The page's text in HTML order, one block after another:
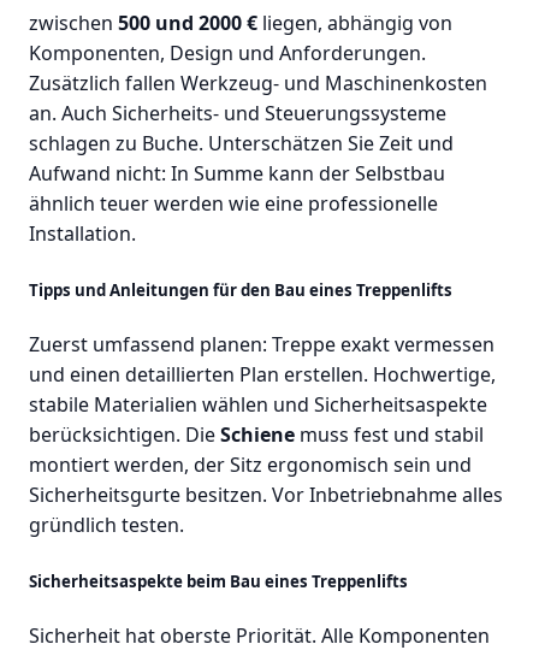
zwischen 500 und 2000 € liegen, abhängig von
Komponenten, Design und Anforderungen.
Zusätzlich fallen Werkzeug- und Maschinenkosten
an. Auch Sicherheits- und Steuerungssysteme
schlagen zu Buche. Unterschätzen Sie Zeit und
Aufwand nicht: In Summe kann der Selbstbau
ähnlich teuer werden wie eine professionelle
Installation.
Tipps und Anleitungen für den Bau eines Treppenlifts
Zuerst umfassend planen: Treppe exakt vermessen
und einen detaillierten Plan erstellen. Hochwertige,
stabile Materialien wählen und Sicherheitsaspekte
berücksichtigen. DieSchiene muss fest und stabil
montiert werden, der Sitz ergonomisch sein und
Sicherheitsgurte besitzen. Vor Inbetriebnahme alles
gründlich testen.
Sicherheitsaspekte beim Bau eines Treppenlifts
Sicherheit hat oberste Priorität. Alle Komponenten